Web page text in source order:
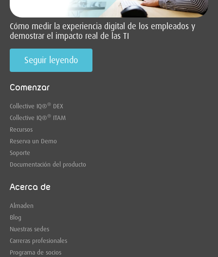
Comenzar
Collective IQ®® DEX
Collective IQ®® ITAM
Recursos
Reserva un Demo
Soporte
Documentación del producto
Acerca de
Almaden
Blog
Nuestras sedes
Carreras profesionales
Programa de socios
Cómo medir la experiencia digital de los empleados y
demostrar el impacto real de las TI
Seguir leyendo